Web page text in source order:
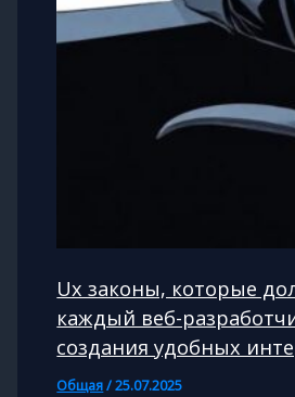
Ux законы, которые
каждый веб-
создания удобных
Общая/25.07.2025